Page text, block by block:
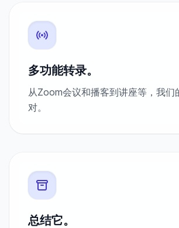
多功能转录。
从Zoom会议和播客到讲座等，我们
对。
总结它。